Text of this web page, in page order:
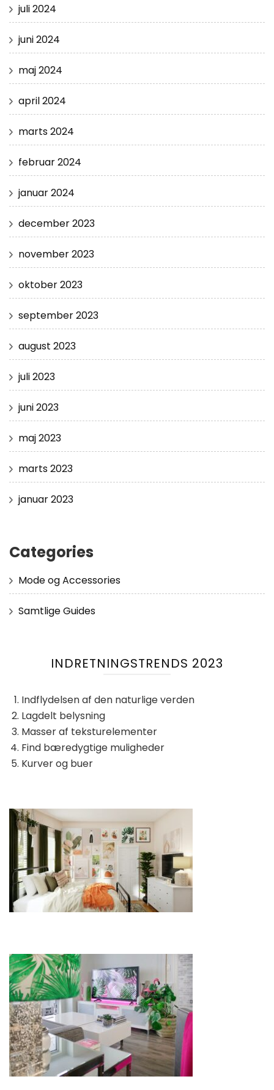
juli 2024
juni 2024
maj 2024
april 2024
marts 2024
februar 2024
januar 2024
december 2023
november 2023
oktober 2023
september 2023
august 2023
juli 2023
juni 2023
maj 2023
marts 2023
januar 2023
Categories
Mode og Accessories
Samtlige Guides
INDRETNINGSTRENDS 2023
Indflydelsen af ​​den naturlige verden
Lagdelt belysning
Masser af teksturelementer
Find bæredygtige muligheder
Kurver og buer